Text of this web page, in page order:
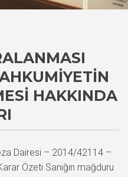
HAKKINDA
Dairesi – 2014/42114 –
Özeti Sanığın mağduru